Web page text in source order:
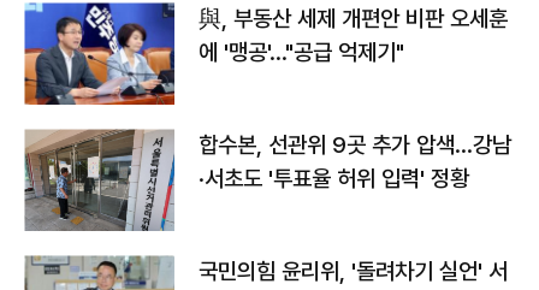
與, 부동산 세제 개편안 비판 오세훈
에 '맹공'…"공급 억제기"
합수본, 선관위 9곳 추가 압색…강남
·서초도 '투표율 허위 입력' 정황
국민의힘 윤리위, '돌려차기 실언' 서